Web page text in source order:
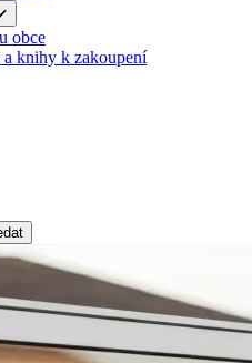
obce
a knihy k zakoupení